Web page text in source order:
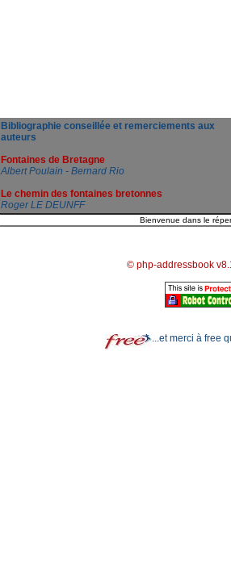
Bibliographie conseillée et remerciements aux
auteurs
Fontaines de Bretagne
Albert Poulain - Bernard Rio
Le chemin des fontaines bretonnes
Roger LE DEUNFF
© php-addressbook
...et merci à free